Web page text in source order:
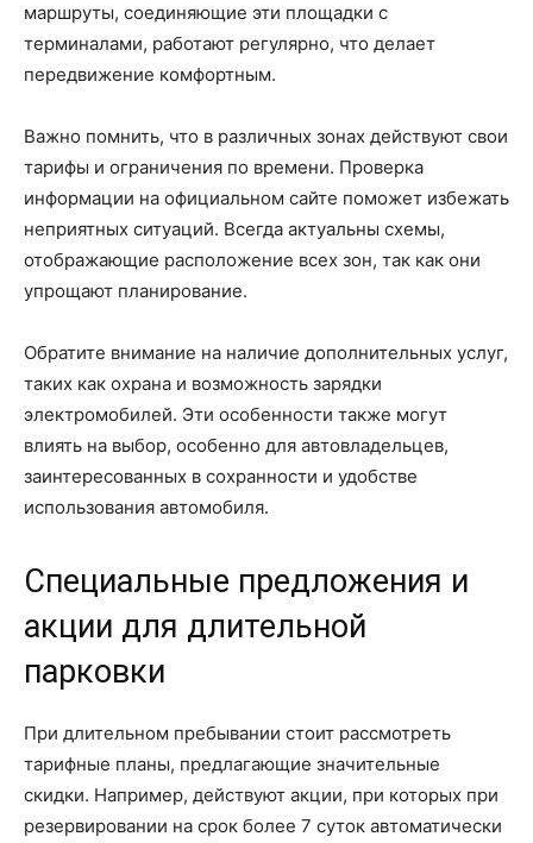
маршруты, соединяющие эти площадки с
терминалами, работают регулярно, что делает
передвижение комфортным.
Важно помнить, что в различных зонах действуют свои
тарифы и ограничения по времени. Проверка
информации на официальном сайте поможет избежать
неприятных ситуаций. Всегда актуальны схемы,
отображающие расположение всех зон, так как они
упрощают планирование.
Обратите внимание на наличие дополнительных услуг,
таких как охрана и возможность зарядки
электромобилей. Эти особенности также могут
влиять на выбор, особенно для автовладельцев,
заинтересованных в сохранности и удобстве
использования автомобиля.
Специальные предложения и
акции для длительной
парковки
При длительном пребывании стоит рассмотреть
тарифные планы, предлагающие значительные
скидки. Например, действуют акции, при которых при
резервировании на срок более 7 суток автоматически